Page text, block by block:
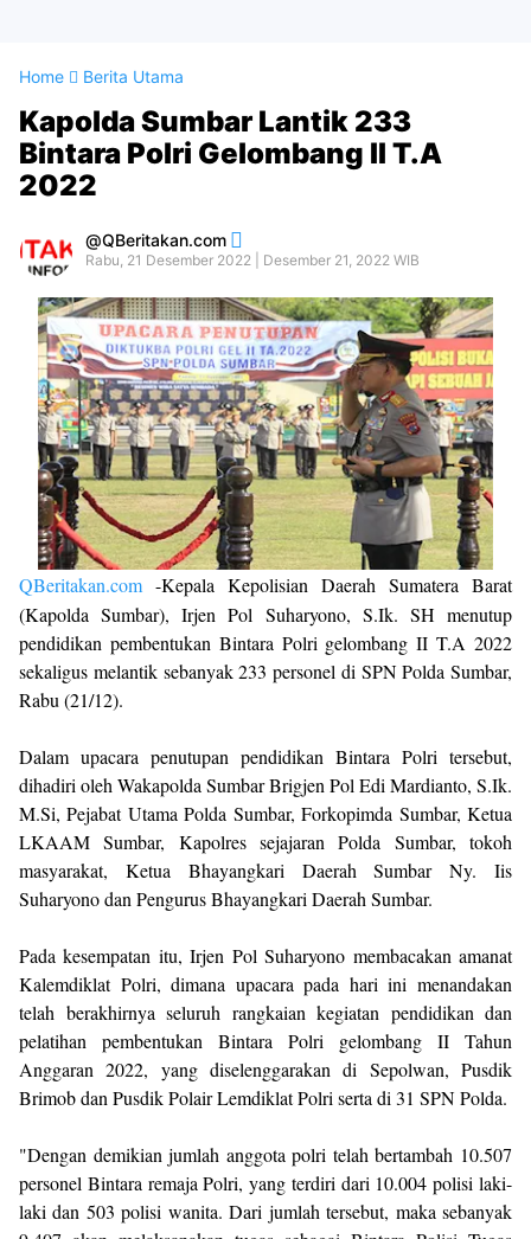
Home Berita Utama
Kapolda Sumbar Lantik 233
Bintara Polri Gelombang II T.A
2022
QBeritakan.com
Rabu, 21 Desember 2022 | Desember 21, 2022 WIB
QBeritakan.com -Kepala Kepolisian Daerah Sumatera Barat
(Kapolda Sumbar), Irjen Pol Suharyono, S.Ik. SH menutup
pendidikan pembentukan Bintara Polri gelombang II T.A 2022
sekaligus melantik sebanyak 233 personel di SPN Polda Sumbar,
Rabu (21/12).
Dalam upacara penutupan pendidikan Bintara Polri tersebut,
dihadiri oleh Wakapolda Sumbar Brigjen Pol Edi Mardianto, S.Ik.
M.Si, Pejabat Utama Polda Sumbar, Forkopimda Sumbar, Ketua
LKAAM Sumbar, Kapolres sejajaran Polda Sumbar, tokoh
masyarakat, Ketua Bhayangkari Daerah Sumbar Ny. Iis
Suharyono dan Pengurus Bhayangkari Daerah Sumbar.
Pada kesempatan itu, Irjen Pol Suharyono membacakan amanat
Kalemdiklat Polri, dimana upacara pada hari ini menandakan
telah berakhirnya seluruh rangkaian kegiatan pendidikan dan
pelatihan pembentukan Bintara Polri gelombang II Tahun
Anggaran 2022, yang diselenggarakan di Sepolwan, Pusdik
Brimob dan Pusdik Polair Lemdiklat Polri serta di 31 SPN Polda.
"Dengan demikian jumlah anggota polri telah bertambah 10.507
personel Bintara remaja Polri, yang terdiri dari 10.004 polisi laki-
laki dan 503 polisi wanita. Dari jumlah tersebut, maka sebanyak